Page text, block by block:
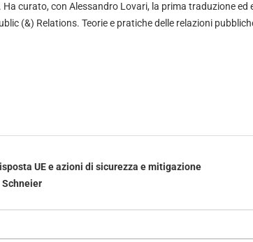
curato, con Alessandro Lovari, la prima traduzione ed
(&) Relations. Teorie e pratiche delle relazioni
UE e azioni di sicurezza e mitigazione
Schneier